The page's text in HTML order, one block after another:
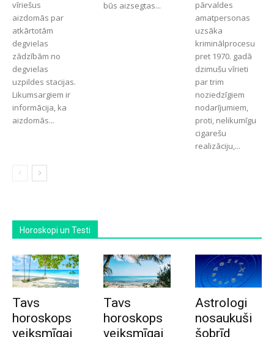
vīriešus
aizdomās par
atkārtotām
degvielas
zādzībām no
degvielas
uzpildes stacijas.
Likumsargiem ir
informācija, ka
aizdomās...
būs aizsegtas...
pārvaldes
amatpersonas
uzsāka
kriminālprocesu
pret 1970. gadā
dzimušu vīrieti
par trim
noziedzīgiem
nodarījumiem,
proti, nelikumīgu
cigarešu
realizāciju,...
Horoskopi un Testi
Tavs
horoskops
veiksmīgai
Tavs
horoskops
veiksmīgai
Astrologi
nosaukuši
šobrīd